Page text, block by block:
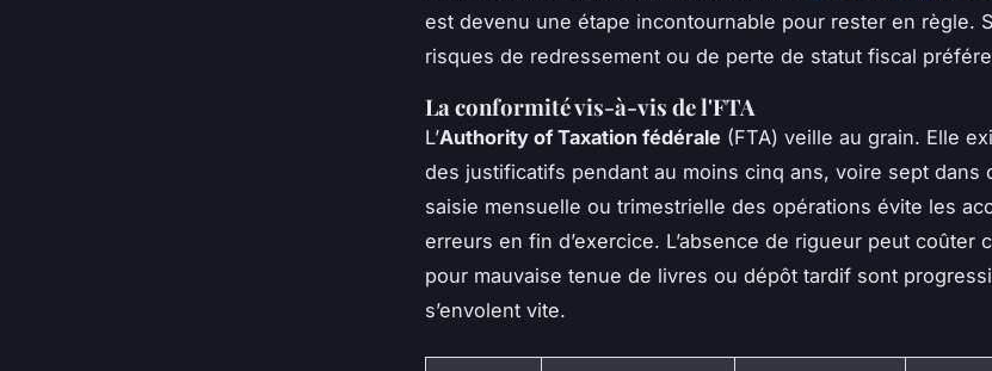
est devenu une étape incontournable pour rester en règle.
risques de redressement ou de perte de statut fiscal
La conformité vis-à-vis de l'FTA
L’Authority of Taxation fédérale (FTA) veille au grain. Elle
des justificatifs pendant au moins cinq ans, voire sept dans
saisie mensuelle ou trimestrielle des opérations évite les
erreurs en fin d’exercice. L’absence de rigueur peut coûter
pour mauvaise tenue de livres ou dépôt tardif sont
s’envolent vite.